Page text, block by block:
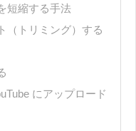
短縮する手法
（トリミング）する
にアップロード